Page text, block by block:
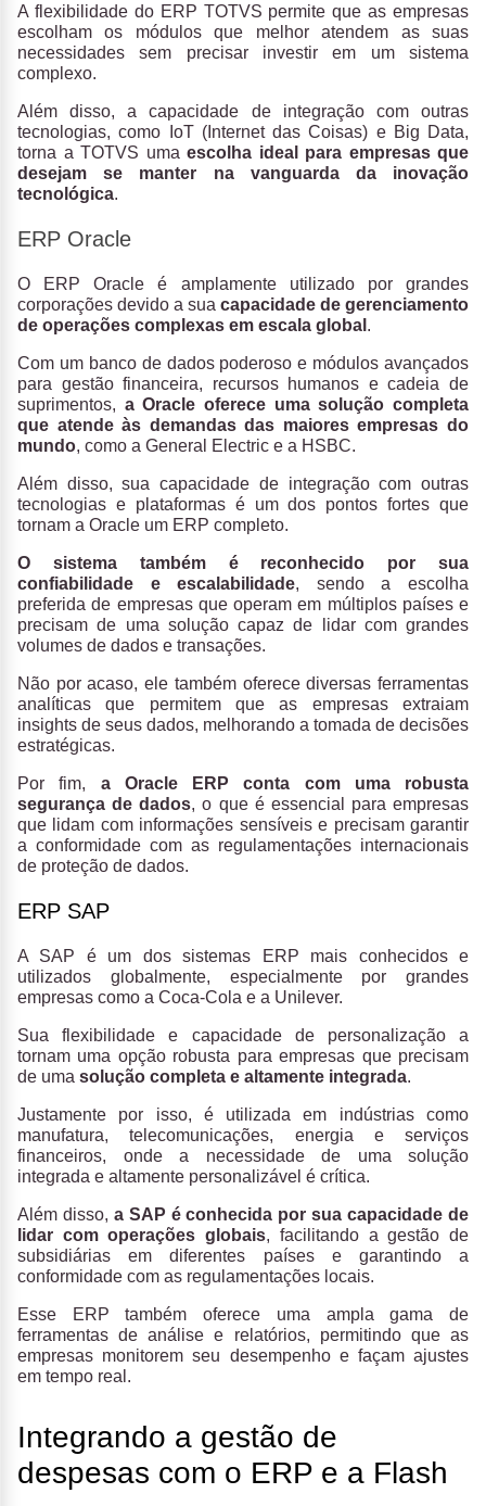
A flexibilidade do ERP TOTVS permite que as empresas
escolham os módulos que melhor atendem as suas
necessidades sem precisar investir em um sistema
complexo.
Além disso, a capacidade de integração com outras
tecnologias, como IoT (Internet das Coisas) e Big Data,
torna a TOTVS uma escolha ideal para empresas que
desejam se manter na vanguarda da inovação
tecnológica.
ERP Oracle
O ERP Oracle é amplamente utilizado por grandes
corporações devido a sua capacidade de gerenciamento
de operações complexas em escala global .
Com um banco de dados poderoso e módulos avançados
para gestão financeira, recursos humanos e cadeia de
suprimentos, a Oracle oferece uma solução completa
que atende às demandas das maiores empresas do
mundo, como a General Electric e a HSBC.
Além disso, sua capacidade de integração com outras
tecnologias e plataformas é um dos pontos fortes que
tornam a Oracle um ERP completo.
O sistema também é reconhecido por sua
confiabilidade e escalabilidade, sendo a escolha
preferida de empresas que operam em múltiplos países e
precisam de uma solução capaz de lidar com grandes
volumes de dados e transações.
Não por acaso, ele também oferece diversas ferramentas
analíticas que permitem que as empresas extraiam
insights de seus dados, melhorando a tomada de decisões
estratégicas.
Por fim, a Oracle ERP conta com uma robusta
segurança de dados, o que é essencial para empresas
que lidam com informações sensíveis e precisam garantir
a conformidade com as regulamentações internacionais
de proteção de dados.
ERP SAP
A SAP é um dos sistemas ERP mais conhecidos e
utilizados globalmente, especialmente por grandes
empresas como a Coca-Cola e a Unilever.
Sua flexibilidade e capacidade de personalização a
tornam uma opção robusta para empresas que precisam
de uma solução completa e altamente integrada.
Justamente por isso, é utilizada em indústrias como
manufatura, telecomunicações, energia e serviços
financeiros, onde a necessidade de uma solução
integrada e altamente personalizável é crítica.
Além disso, a SAP é conhecida por sua capacidade de
lidar com operações globais, facilitando a gestão de
subsidiárias em diferentes países e garantindo a
conformidade com as regulamentações locais.
Esse ERP também oferece uma ampla gama de
ferramentas de análise e relatórios, permitindo que as
empresas monitorem seu desempenho e façam ajustes
em tempo real.
Integrando a gestão de
despesas com o ERP e a Flash